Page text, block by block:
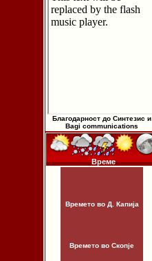
Благодарност до Синтезис и
Bagi communications
Време
Времето во Д. Капија
Времето во Скопје